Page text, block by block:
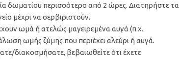
δωματίου περισσότερο από 2 ώρες. Διατηρήστε τα
μέχρι να σερβιριστούν.
ωμά ή ατελώς μαγειρεμένα αυγά (π.χ.
ωμής ζύμης που περιέχει αλεύρι ή αυγά.
διακοσμήσατε, βεβαιωθείτε ότι έχετε